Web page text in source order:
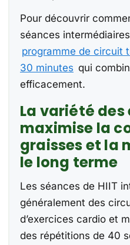
Pour découvrir
séances
programme de circuit
30 minutes qui
efficacement.
La variété des
maximise la
graisses et la
le long terme
Les séances de HIIT
généralement des
d’exercices cardio et
des répétitions de 40